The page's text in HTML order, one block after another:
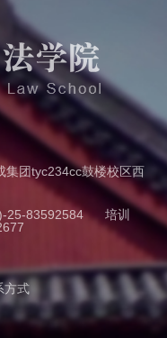
集团tyc234cc鼓楼校区西
25-83592584
培训
方式